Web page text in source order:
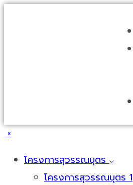
×
โครงการสุวรรณบุตร
โครงการสุวรรณบุตร 1